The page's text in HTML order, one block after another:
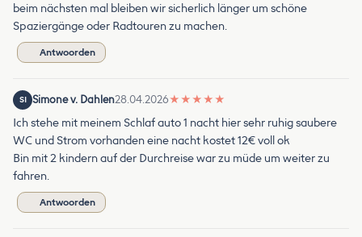
beim nächsten mal bleiben wir sicherlich länger um schöne
Spaziergänge oder Radtouren zu machen.
Antwoorden
SI Simone v. Dahlen28.04.2026★ ★ ★ ★ ★
Ich stehe mit meinem Schlaf auto 1 nacht hier sehr ruhig saubere
WC und Strom vorhanden eine nacht kostet 12€ voll ok
Bin mit 2 kindern auf der Durchreise war zu müde um weiter zu
fahren.
Antwoorden